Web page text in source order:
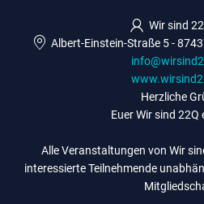
Wir sind
Albert-Einstein-Straße 5-
Herzliche
Euer Wir sind 22Q
Alle Veranstaltungen von Wir
interessierte Teilnehmende